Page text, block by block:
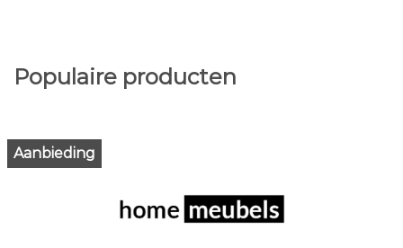
Populaire producten
Aanbieding